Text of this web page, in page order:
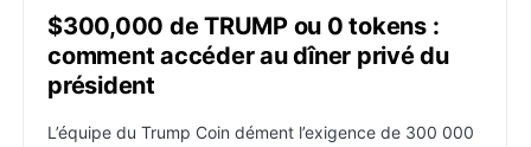
$300,000 de TRUMP ou 0 tokens :
comment accéder au dîner privé du
président
L’équipe du Trump Coin dément l’exigence de 300 000